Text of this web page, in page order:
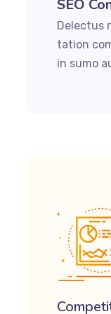
SEO
Delectus
tation
in sumo